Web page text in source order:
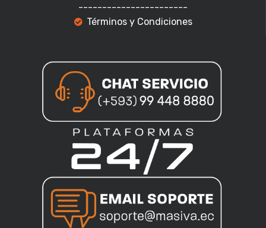
-----------------------
Términos y Condiciones